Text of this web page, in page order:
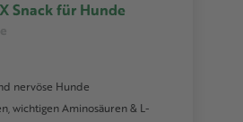
Snack für Hunde
nervöse Hunde
wichtigen Aminosäuren & L-